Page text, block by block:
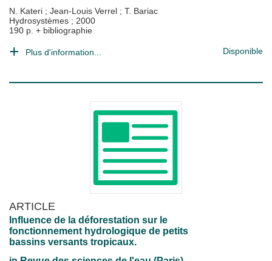
N. Kateri ; Jean-Louis Verrel ; T. Bariac
Hydrosystèmes ; 2000
190 p. + bibliographie
Plus d'information... Disponible
ARTICLE
Influence de la déforestation sur le
fonctionnement hydrologique de petits
bassins versants tropicaux.